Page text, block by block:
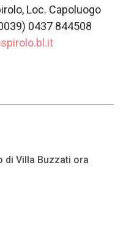
Loc. Capoluogo
0437 844508
di Villa Buzzati ora